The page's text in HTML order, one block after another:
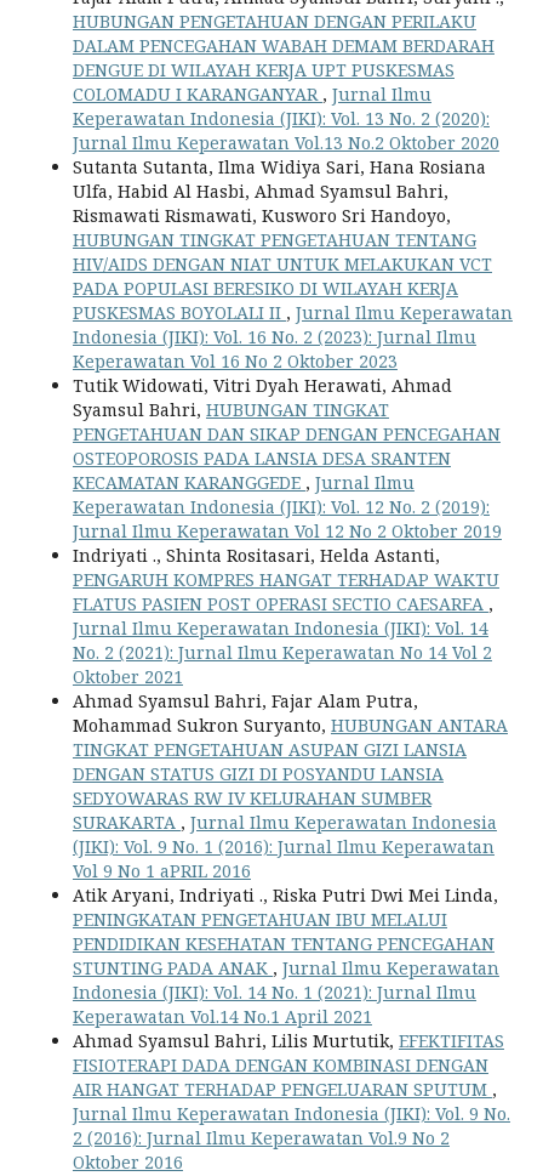
HUBUNGAN PENGETAHUAN DENGAN PERILAKU
DALAM PENCEGAHAN WABAH DEMAM BERDARAH
DENGUE DI WILAYAH KERJA UPT PUSKESMAS
COLOMADU I KARANGANYAR , Jurnal Ilmu
Keperawatan Indonesia (JIKI): Vol. 13 No. 2 (2020):
Jurnal Ilmu Keperawatan Vol.13 No.2 Oktober 2020
Sutanta Sutanta, Ilma Widiya Sari, Hana Rosiana
Ulfa, Habid Al Hasbi, Ahmad Syamsul Bahri,
Rismawati Rismawati, Kusworo Sri Handoyo,
HUBUNGAN TINGKAT PENGETAHUAN TENTANG
HIV/AIDS DENGAN NIAT UNTUK MELAKUKAN VCT
PADA POPULASI BERESIKO DI WILAYAH KERJA
PUSKESMAS BOYOLALI II , Jurnal Ilmu Keperawatan
Indonesia (JIKI): Vol. 16 No. 2 (2023): Jurnal Ilmu
Keperawatan Vol 16 No 2 Oktober 2023
Tutik Widowati, Vitri Dyah Herawati, Ahmad
Syamsul Bahri, HUBUNGAN TINGKAT
PENGETAHUAN DAN SIKAP DENGAN PENCEGAHAN
OSTEOPOROSIS PADA LANSIA DESA SRANTEN
KECAMATAN KARANGGEDE , Jurnal Ilmu
Keperawatan Indonesia (JIKI): Vol. 12 No. 2 (2019):
Jurnal Ilmu Keperawatan Vol 12 No 2 Oktober 2019
Indriyati ., Shinta Rositasari, Helda Astanti,
PENGARUH KOMPRES HANGAT TERHADAP WAKTU
FLATUS PASIEN POST OPERASI SECTIO CAESAREA ,
Jurnal Ilmu Keperawatan Indonesia (JIKI): Vol. 14
No. 2 (2021): Jurnal Ilmu Keperawatan No 14 Vol 2
Oktober 2021
Ahmad Syamsul Bahri, Fajar Alam Putra,
Mohammad Sukron Suryanto, HUBUNGAN ANTARA
TINGKAT PENGETAHUAN ASUPAN GIZI LANSIA
DENGAN STATUS GIZI DI POSYANDU LANSIA
SEDYOWARAS RW IV KELURAHAN SUMBER
SURAKARTA , Jurnal Ilmu Keperawatan Indonesia
(JIKI): Vol. 9 No. 1 (2016): Jurnal Ilmu Keperawatan
Vol 9 No 1 aPRIL 2016
Atik Aryani, Indriyati ., Riska Putri Dwi Mei Linda,
PENINGKATAN PENGETAHUAN IBU MELALUI
PENDIDIKAN KESEHATAN TENTANG PENCEGAHAN
STUNTING PADA ANAK , Jurnal Ilmu Keperawatan
Indonesia (JIKI): Vol. 14 No. 1 (2021): Jurnal Ilmu
Keperawatan Vol.14 No.1 April 2021
Ahmad Syamsul Bahri, Lilis Murtutik, EFEKTIFITAS
FISIOTERAPI DADA DENGAN KOMBINASI DENGAN
AIR HANGAT TERHADAP PENGELUARAN SPUTUM ,
Jurnal Ilmu Keperawatan Indonesia (JIKI): Vol. 9 No.
2 (2016): Jurnal Ilmu Keperawatan Vol.9 No 2
Oktober 2016